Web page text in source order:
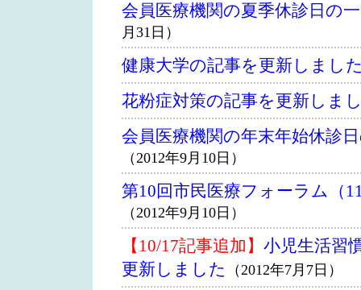
会員医療機関の夏季休診日の
月31日）
健康大学の記事を更新しまし
花粉症対策の記事を更新しま
会員医療機関の年末年始休診
（2012年9月10日）
第10回市民医療フォーラム（
（2012年9月10日）
【10/17記事追加】 小児生活習
更新しました
（2012年7月7日）